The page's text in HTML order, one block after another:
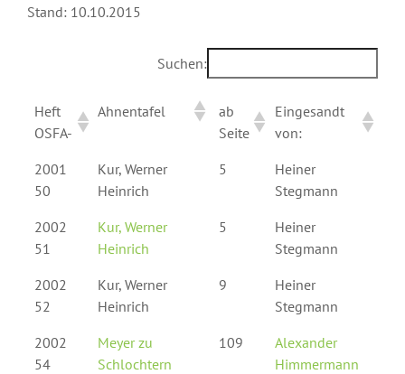
Stand: 10.10.2015
Suchen:
Heft
OSFA-
Ahnentafel
ab
Seite
Eingesandt
von:
2001
50
Kur, Werner
Heinrich
5
Heiner
Stegmann
2002
51
Kur, Werner
Heinrich
5
Heiner
Stegmann
2002
52
Kur, Werner
Heinrich
9
Heiner
Stegmann
2002
54
Meyer zu
Schlochtern
109
Alexander
Himmermann